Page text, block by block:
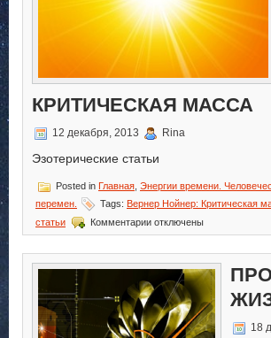
КРИТИЧЕСКАЯ МАССА
12 декабря, 2013 Rina
Эзотерические статьи
Posted in Главная Энергии времени.
перемен.
Tags: Вернер Нойнер: Критическая
статьи
Комментариик
записи
Нойнер:
Критическая
масса
отключены
18